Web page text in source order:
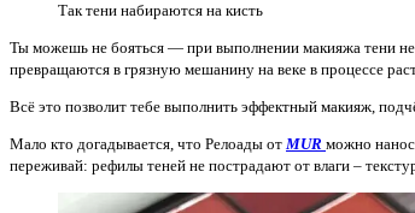
Так тени набираются на кисть
Ты можешь не бояться — при выполнении макияжа тени не
превращаются в грязную мешанину на веке в процессе
Всё это позволит тебе выполнить эффектный макияж,
Мало кто догадывается, что Релоады от MUR можно
переживай: рефилы теней не пострадают от влаги –